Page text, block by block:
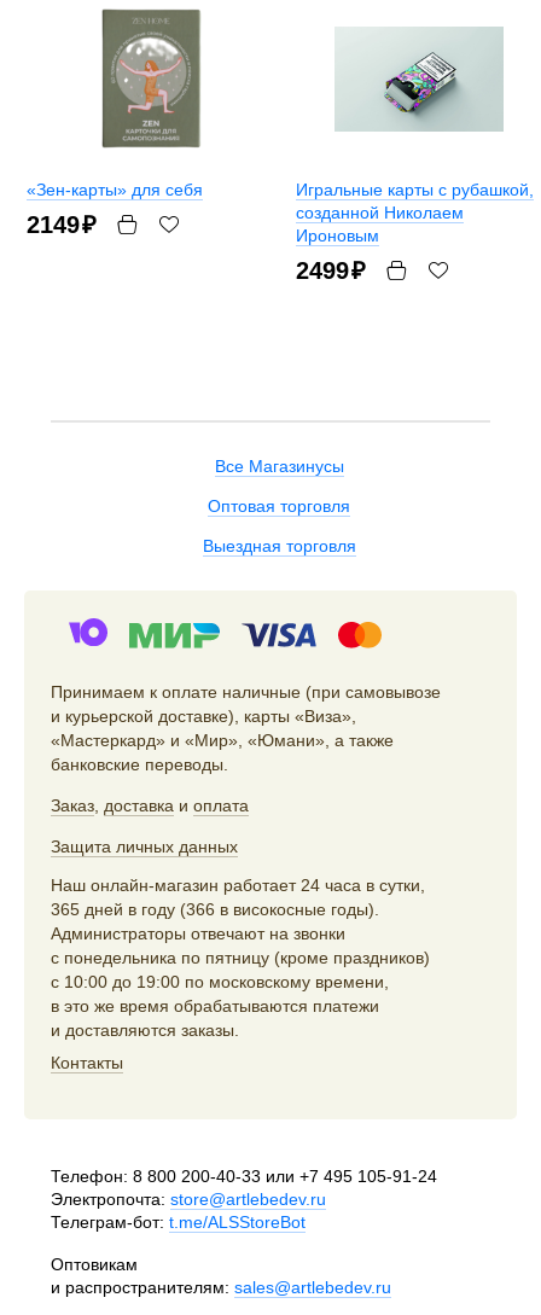
«Зен-карты» для себя
2149₽
Игральные карты с рубашкой,
созданной Николаем
Ироновым
2499₽
Все Магазинусы
Оптовая торговля
Выездная торговля
Принимаем к оплате наличные (при самовывозе
и курьерской доставке), карты «Виза»,
«Мастеркард» и «Мир», «Юмани», а также
банковские переводы.
Заказ доставка и оплата
Защита личных данных
Наш онлайн-магазин работает 24 часа в сутки,
365 дней в году (366 в високосные годы).
Администраторы отвечают на звонки
с понедельника по пятницу (кроме праздников)
с 10:00 до 19:00 по московскому времени,
в это же время обрабатываются платежи
и доставляются заказы.
Контакты
Телефон: 8 800 200-40-33 или +7 495 105-91-24
Электропочта: store@artlebedev.ru
Телеграм-бот: t.me/ALSStoreBot
Оптовикам
и распространителям: sales@artlebedev.ru